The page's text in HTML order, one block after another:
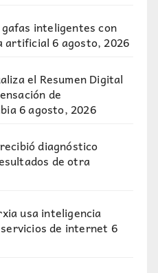
inteligentes con
artificial 6 agosto, 2026
el Resumen Digital
de
6 agosto, 2026
diagnóstico
de otra
usa inteligencia
de internet 6